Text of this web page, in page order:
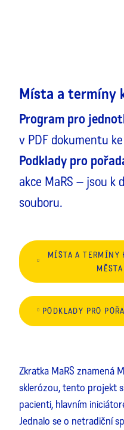
Místa a termíny
Program pro
v PDF dokumentu
Podklady pro
akce MaRS – jsou k
souboru.
MÍSTA A TERMÍNY
PODKLADY PRO
Zkratka MaRS znamená
sklerózou, tento projekt
pacienti, hlavním
Jednalo se o netradiční